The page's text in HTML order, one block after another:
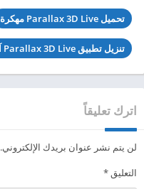
تحميل Parallax 3D Live مهكرة
تنزيل تطبيق Parallax 3D Live آخر اصدار
اترك تعليقاً
لن يتم نشر عنوان بريدك الإلكتروني.
التعليق*